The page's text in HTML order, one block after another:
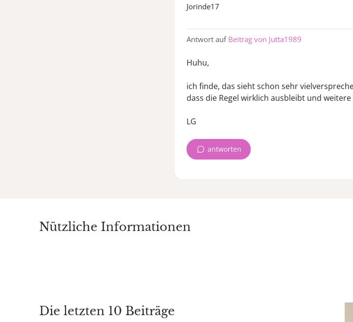
Jorinde17
Antwort auf Beitrag von Jutta1989
Huhu,
ich finde, das sieht schon sehr
dass die Regel wirklich ausbleibt und
LG
antworten
Nützliche Informationen
Die letzten 10 Beiträge